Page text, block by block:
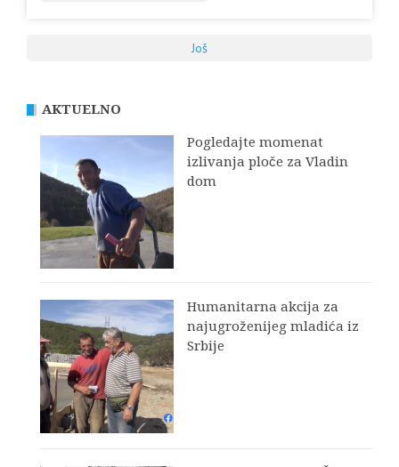
Još
AKTUELNO
Pogledajte momenat
izlivanja ploče za Vladin
dom
Humanitarna akcija za
najugroženijeg mladića iz
Srbije